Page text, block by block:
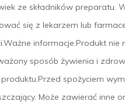
ze składników preparatu.
się z lekarzem lub
informacje:Produkt
sposób żywienia i
produktu.Przed spożyciem
Może zawierać inne